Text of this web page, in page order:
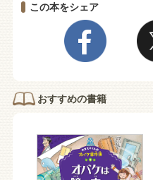
この本をシェア
おすすめの書籍